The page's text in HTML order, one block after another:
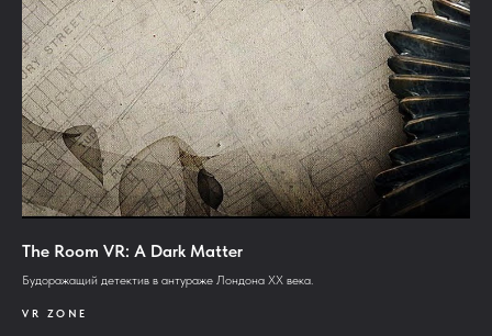
The Room VR: A Dark Matter
Будоражащий детектив в антураже Лондона XX века.
VR ZONE